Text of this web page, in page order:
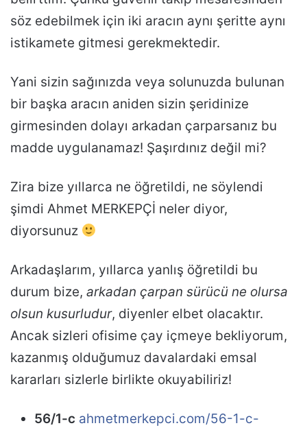
söz edebilmek için iki aracın aynı şeritte aynı
istikamete gitmesi gerekmektedir.
Yani sizin sağınızda veya solunuzda bulunan
bir başka aracın aniden sizin şeridinize
girmesinden dolayı arkadan çarparsanız bu
madde uygulanamaz! Şaşırdınız değil mi?
Zira bize yıllarca ne öğretildi, ne söylendi
şimdi Ahmet MERKEPÇİ neler diyor,
diyorsunuz
Arkadaşlarım, yıllarca yanlış öğretildi bu
durum bize, arkadan çarpan sürücü ne olursa
olsun kusurludur, diyenler elbet olacaktır.
Ancak sizleri ofisime çay içmeye bekliyorum,
kazanmış olduğumuz davalardaki emsal
kararları sizlerle birlikte okuyabiliriz!
56/1-c ahmetmerkepci.com/56-1-c-